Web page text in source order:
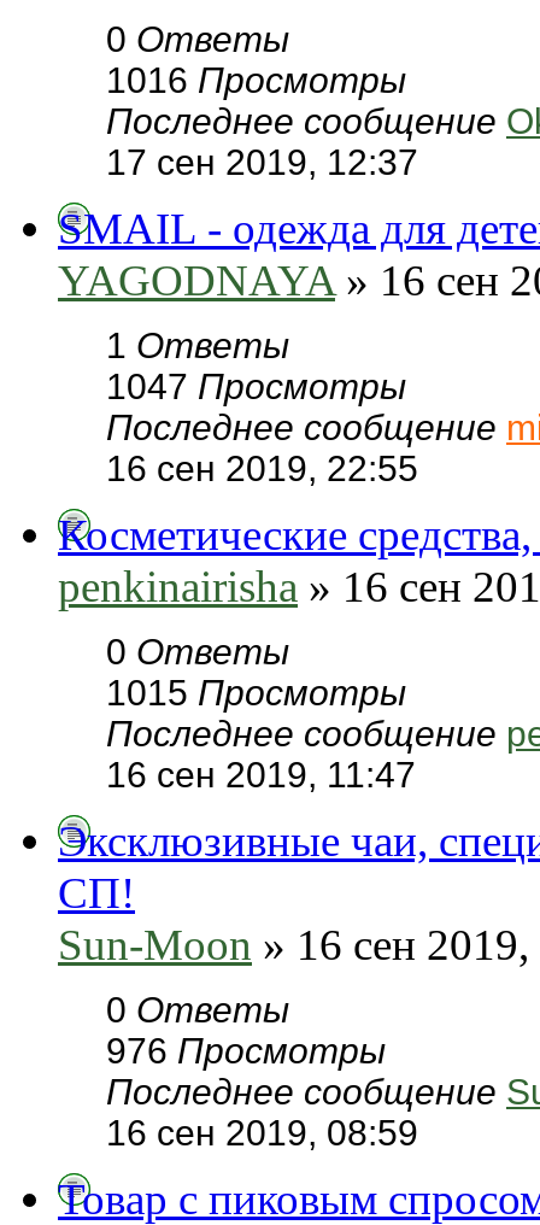
0 Ответы
1016 Просмотры
Последнее сообщение
17 сен 2019, 12:37
SMAIL - одежда для
YAGODNAYA» 16 сен
1 Ответы
1047 Просмотры
Последнее сообщение
16 сен 2019, 22:55
Косметические
penkinairisha » 16 сен
0 Ответы
1015 Просмотры
Последнее сообщение
16 сен 2019, 11:47
Эксклюзивные чаи,
СП!
Sun-Moon » 16 сен
0 Ответы
976 Просмотры
Последнее сообщение
16 сен 2019, 08:59
Товар с пиковым